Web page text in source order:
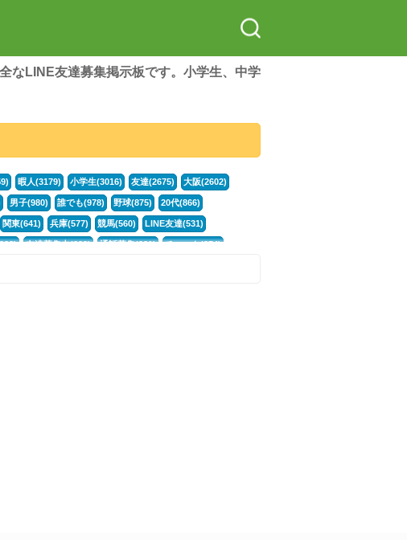
なLINE友達募集掲示板です。小学生、中学
暇人(3179) 小学生(3016) 友達(2675) 大阪(2602)
男子(980) 誰でも(978) 野球(875) 20代(866)
関東(641) 兵庫(577) 競馬(560) LINE友達(531)
友達募集中(382) 通話募集(381) チャット(374)